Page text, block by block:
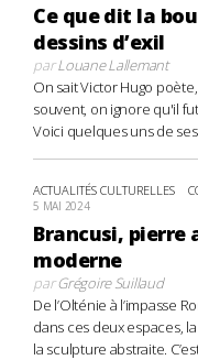
Ce que dit la
dessins d’exil
parLouane Lallemant
On sait Victor Hugo
souvent, on ignore qu'il
Voici quelques uns de
ACTUALITÉS CULTURELLES
5 MAI 2024
Brancusi, pierre
moderne
parGrégoire Suillaud
De l’Olténie à l’impasse
dans ces deux espaces,
la sculpture abstraite.